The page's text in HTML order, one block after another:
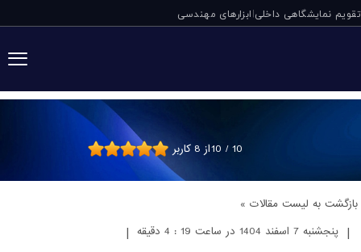
تقویم نمایشگاهی داخلی|ابزارهای مهندسی
آیا گریس پمپ 10 / 10 از8 کاربر
بازگشت به لیست مقالات »
| پنجشنبه 7 اسفند 1404 در ساعت 19 : 4 دقیقه |